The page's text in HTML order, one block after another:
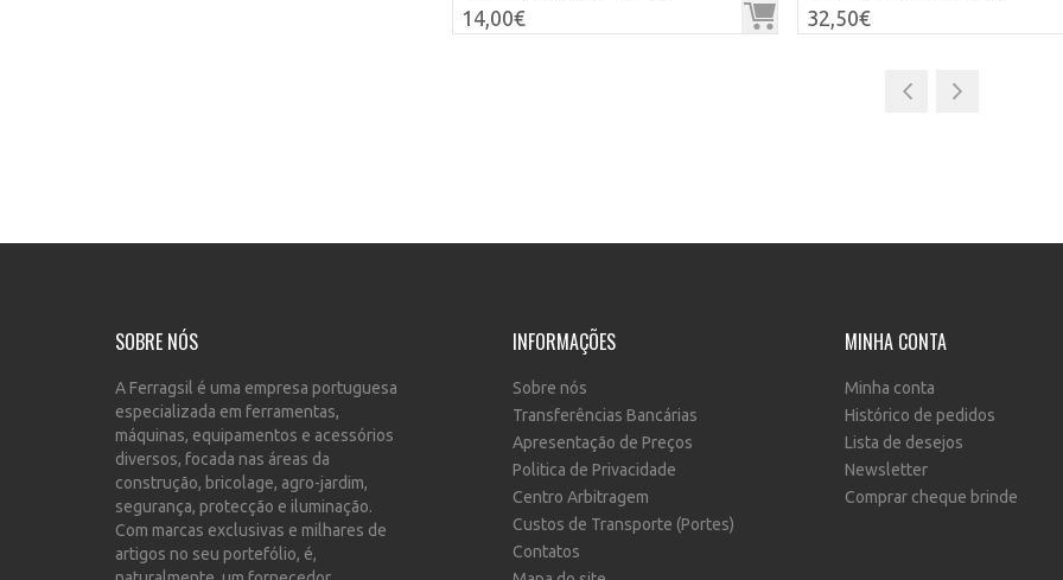
14,00€ 32,50€
SOBRE NÓS
A Ferragsil é uma empresa portuguesa
especializada em ferramentas,
máquinas, equipamentos e acessórios
diversos, focada nas áreas da
construção, bricolage, agro-jardim,
segurança, protecção e iluminação.
Com marcas exclusivas e milhares de
artigos no seu portefólio, é,
INFORMAÇÕES
Sobre nós
Transferências Bancárias
Apresentação de Preços
Politica de Privacidade
Centro Arbitragem
Custos de Transporte (Portes)
Contatos
MINHA CONTA
Minha conta
Histórico de pedidos
Lista de desejos
Newsletter
Comprar cheque brinde